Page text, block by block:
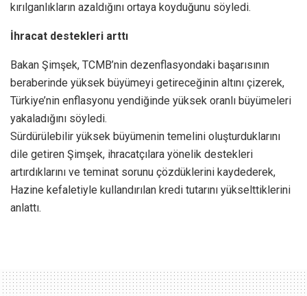
kırılganlıkların azaldığını ortaya koyduğunu söyledi.
İhracat destekleri arttı
Bakan Şimşek, TCMB’nin dezenflasyondaki başarısının
beraberinde yüksek büyümeyi getireceğinin altını çizerek,
Türkiye’nin enflasyonu yendiğinde yüksek oranlı büyümeleri
yakaladığını söyledi.
Sürdürülebilir yüksek büyümenin temelini oluşturduklarını
dile getiren Şimşek, ihracatçılara yönelik destekleri
artırdıklarını ve teminat sorunu çözdüklerini kaydederek,
Hazine kefaletiyle kullandırılan kredi tutarını yükselttiklerini
anlattı.